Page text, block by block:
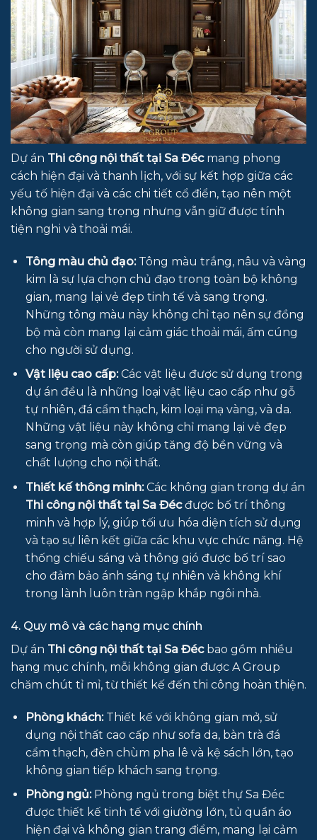
Dự án Thi công nội thất tại Sa Đécmang phong
cách hiện đại và thanh lịch, với sự kết hợp giữa các
yếu tố hiện đại và các chi tiết cổ điển, tạo nên một
không gian sang trọng nhưng vẫn giữ được tính
tiện nghi và thoải mái.
Tông màu chủ đạo:Tông màu trắng, nâu và vàng
kim là sự lựa chọn chủ đạo trong toàn bộ không
gian, mang lại vẻ đẹp tinh tế và sang trọng.
Những tông màu này không chỉ tạo nên sự đồng
bộ mà còn mang lại cảm giác thoải mái, ấm cúng
cho người sử dụng.
Vật liệu cao cấp:Các vật liệu được sử dụng trong
dự án đều là những loại vật liệu cao cấp như gỗ
tự nhiên, đá cẩm thạch, kim loại mạ vàng, và da.
Những vật liệu này không chỉ mang lại vẻ đẹp
sang trọng mà còn giúp tăng độ bền vững và
chất lượng cho nội thất.
Thiết kế thông minh:Các không gian trong dự án
Thi công nội thất tại Sa Đécđược bố trí thông
minh và hợp lý, giúp tối ưu hóa diện tích sử dụng
và tạo sự liên kết giữa các khu vực chức năng. Hệ
thống chiếu sáng và thông gió được bố trí sao
cho đảm bảo ánh sáng tự nhiên và không khí
trong lành luôn tràn ngập khắp ngôi nhà.
4. Quy mô và các hạng mục chính
Dự án Thi công nội thất tại Sa Đécbao gồm nhiều
hạng mục chính, mỗi không gian được A Group
chăm chút tỉ mỉ, từ thiết kế đến thi công hoàn thiện.
Phòng khách:Thiết kế với không gian mở, sử
dụng nội thất cao cấp như sofa da, bàn trà đá
cẩm thạch, đèn chùm pha lê và kệ sách lớn, tạo
không gian tiếp khách sang trọng.
Phòng ngủ:Phòng ngủ trong biệt thự Sa Đéc
được thiết kế tinh tế với giường lớn, tủ quần áo
hiện đại và không gian trang điểm, mang lại cảm